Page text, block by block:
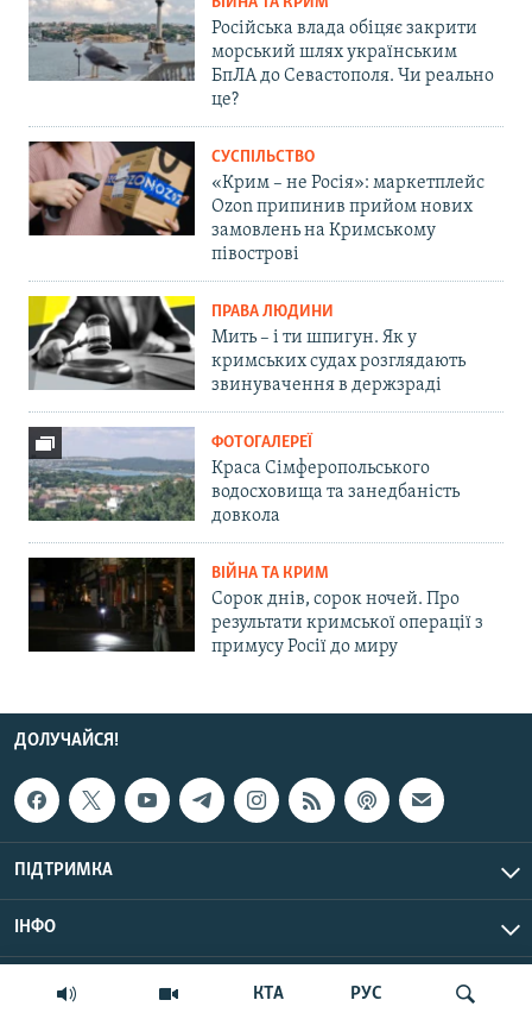
КТА РУС
Російська влада обіцяє закрити
морський шлях українським
БпЛА до Севастополя. Чи реально
це?
СУСПІЛЬСТВО
«Крим – не Росія»: маркетплейс
Ozon припинив прийом нових
замовлень на Кримському
півострові
ПРАВА ЛЮДИНИ
Мить – і ти шпигун. Як у
кримських судах розглядають
звинувачення в держзраді
ФОТОГАЛЕРЕЇ
Краса Сімферопольського
водосховища та занедбаність
довкола
ВІЙНА ТА КРИМ
Сорок днів, сорок ночей. Про
результати кримської операції з
примусу Росії до миру
ДОЛУЧАЙСЯ!
ПІДТРИМКА
ІНФО
© Крим.Реалії, 2026 | Усі права застережено.